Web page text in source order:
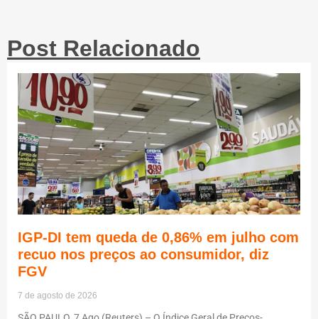
Post Relacionado
IGP-DI tem queda de 0,86% em julho com
recuo nos preços ao consumidor, diz
FGV
7 de agosto de 2026